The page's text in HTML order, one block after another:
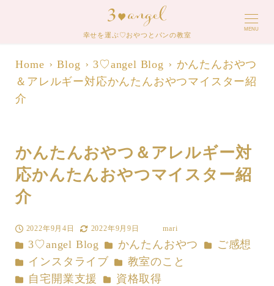
幸せを運ぶ♡おやつとパンの教室
MENU
Home Blog 3♡angel Blog
かんたんおやつ
＆アレルギー対応かんたんおやつマイスター紹
介
かんたんおやつ＆アレルギー対
応かんたんおやつマイスター紹
介
投稿日
2022年9月4日
更新日
2022年9月9日
者
mari
カテゴリー
3♡angel Blog カテゴリー
かんたんおやつ カテゴリー
ご感想
カテゴリー
インスタライブ カテゴリー
教室のこと
カテゴリー
自宅開業支援 カテゴリー
資格取得